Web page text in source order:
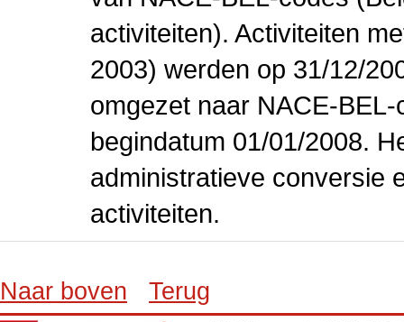
activiteiten). Activiteiten
2003) werden op 31/12/
omgezet naar NACE-
begindatum 01/01/2008.
administratieve conversie
activiteiten.
Naar boven Terug